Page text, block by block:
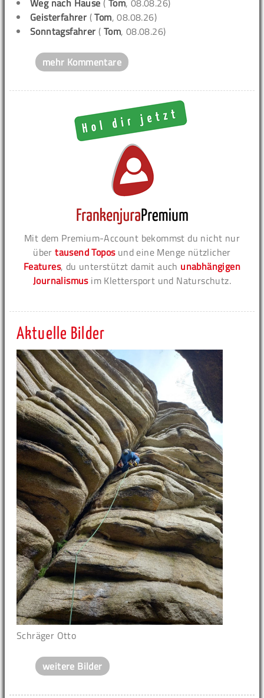
Geisterfahrer (Tom, 08.08.26)
Sonntagsfahrer ( Tom, 08.08.26)
mehr Kommentare
Mit dem Premium-Account bekommst du nicht nur
übertausend Toposund eine Menge nützlicher
Features, du unterstützt damit auch unabhängigen
Journalismusim Klettersport und Naturschutz.
Aktuelle Bilder
Schräger Otto
weitere Bilder